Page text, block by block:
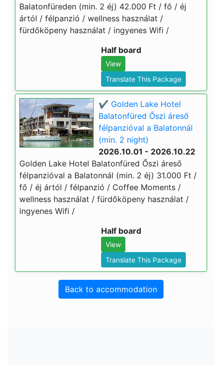
Balatonfüreden (min. 2 éj) 42.000 Ft / fő / éj
ártól / félpanzió / wellness használat /
fürdőköpeny használat / ingyenes Wifi /
Half board
View
Translate This Package
✔️ Golden Lake Hotel
Balatonfüred Őszi áreső
félpanzióval a Balatonnál
(min. 2 night)
2026.10.01 - 2026.10.22
Golden Lake Hotel Balatonfüred Őszi áreső
félpanzióval a Balatonnál (min. 2 éj) 31.000 Ft /
fő / éj ártól / félpanzió / Coffee Moments /
wellness használat / fürdőköpeny használat /
ingyenes Wifi /
Half board
View
Translate This Package
Back to accommodation